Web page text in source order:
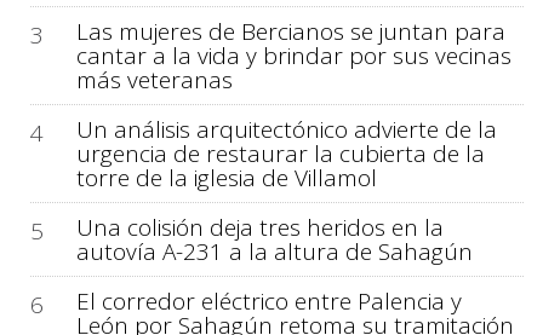
3
Las mujeres de Bercianos se juntan para
cantar a la vida y brindar por sus vecinas
más veteranas
4
Un análisis arquitectónico advierte de la
urgencia de restaurar la cubierta de la
torre de la iglesia de Villamol
5
Una colisión deja tres heridos en la
autovía A-231 a la altura de Sahagún
6
El corredor eléctrico entre Palencia y
León por Sahagún retoma su tramitación